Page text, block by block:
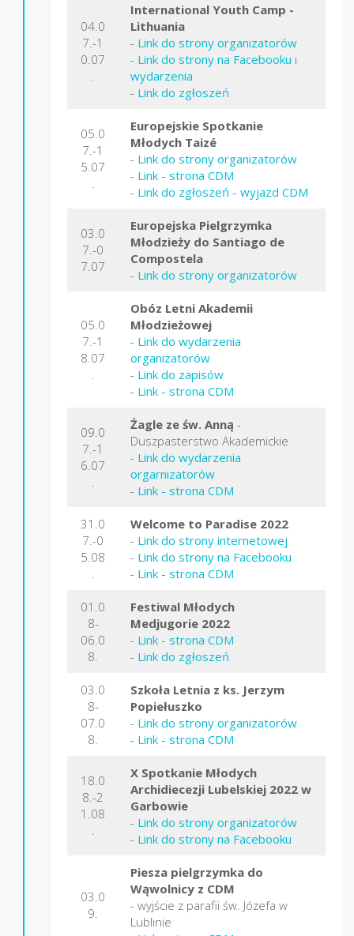
04.0
7.-1
0.07
International Youth Camp -
Lithuania
- Link do strony organizatorów
- Link do strony na Facebooku i
wydarzenia
- Link do zgłoszeń
05.0
7.-1
5.07
Europejskie Spotkanie
Młodych Taizé
- Link do strony organizatorów
- Link - strona CDM
- Link do zgłoszeń - wyjazd CDM
03.0
7.-0
7.07
Europejska Pielgrzymka
Młodzieży do Santiago de
Compostela
- Link do strony organizatorów
05.0
7.-1
8.07
Obóz Letni Akademii
Młodzieżowej
- Link do wydarzenia
organizatorów
- Link do zapisów
- Link - strona CDM
09.0
7.-1
6.07
Żagle ze św. Anną -
Duszpasterstwo Akademickie
- Link do wydarzenia
orgarnizatorów
- Link - strona CDM
31.0
7.-0
5.08
Welcome to Paradise 2022
- Link do strony internetowej
- Link do strony na Facebooku
- Link - strona CDM
01.0
8-
06.0
8.
Festiwal Młodych
Medjugorie 2022
- Link - strona CDM
- Link do zgłoszeń
03.0
8-
07.0
8.
Szkoła Letnia z ks. Jerzym
Popiełuszko
- Link do strony organizatorów
- Link - strona CDM
18.0
8.-2
1.08
X Spotkanie Młodych
Archidiecezji Lubelskiej 2022 w
Garbowie
- Link do strony organizatorów
- Link do strony na Facebooku
03.0
9.
Piesza pielgrzymka do
Wąwolnicy z CDM
- wyjście z parafii św. Józefa w
Lublinie